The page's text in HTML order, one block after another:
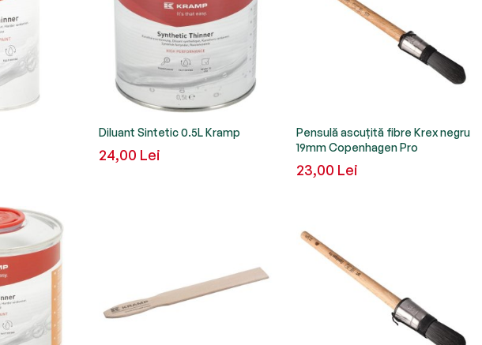
Diluant Sintetic 0.5L Kramp
24,00 Lei
Pensulă ascuțită fibre Krex negru
19mm Copenhagen Pro
23,00 Lei